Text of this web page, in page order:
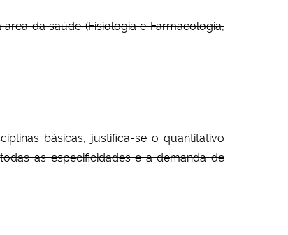
da saúde (Fisiologia e Farmacologia,
básicas, justifica-se o quantitativo
as especificidades e a demanda de